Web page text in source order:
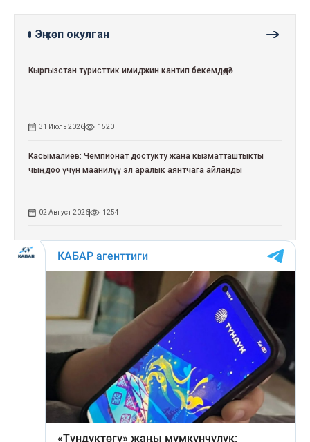
Эң көп окулган
Кыргызстан туристтик имиджин кантип бекемдөөдө?
31 Июль 2026 1520
Касымалиев: Чемпионат достукту жана кызматташтыкты
чыңдоо үчүн маанилүү эл аралык аянтчага айланды
02 Август 2026 1254